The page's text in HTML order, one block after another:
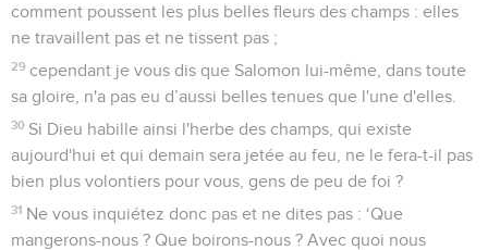
comment poussent les plus belles fleurs des champs : elles
ne travaillent pas et ne tissent pas ;
29 cependant je vous dis que Salomon lui-même, dans toute
sa gloire, n'a pas eu d’aussi belles tenues que l'une d'elles.
30 Si Dieu habille ainsi l'herbe des champs, qui existe
aujourd'hui et qui demain sera jetée au feu, ne le fera-t-il pas
bien plus volontiers pour vous, gens de peu de foi ?
31 Ne vous inquiétez donc pas et ne dites pas : ‘Que
mangerons-nous ? Que boirons-nous ? Avec quoi nous